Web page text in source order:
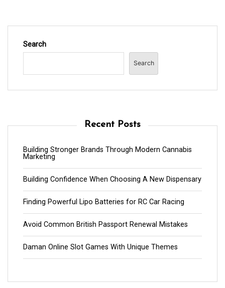
Search
Search
Recent Posts
Building Stronger Brands Through Modern Cannabis
Marketing
Building Confidence When Choosing A New Dispensary
Finding Powerful Lipo Batteries for RC Car Racing
Avoid Common British Passport Renewal Mistakes
Daman Online Slot Games With Unique Themes